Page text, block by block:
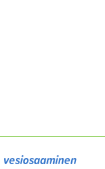
vesiosaaminen